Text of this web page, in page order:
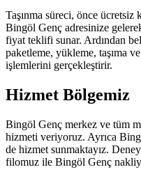
Taşınma süreci, önce
Bingöl Genç adresinize
fiyat teklifi sunar. Ardından
paketleme, yükleme, taşıma
işlemlerini gerçekleştirir.
Hizmet Bölgemiz
Bingöl Genç merkez ve tüm
hizmeti veriyoruz. Ayrıca
de hizmet sunmaktayız.
filomuz ile Bingöl Genç